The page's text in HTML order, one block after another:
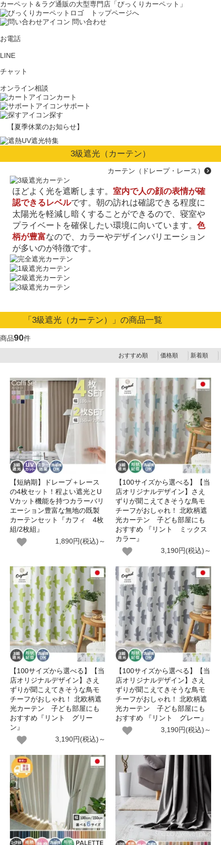
カーペット＆ラグ通販の大型専門店「びっくりカーペット」
問い合わせ
お電話
LINE
チャット
オンライン相談
カート
サポート
探す
【夏季休業のお知らせ】
3級遮光（カーテン）
カーテン（ドレープ・レース）
ほどよく光を遮断します。 室内で人の顔の表情が確
認できるレベルです。朝の訪れは確認できる程度に
太陽光を軽減し暗くすることができるので、寝室や
プライベートを確保したい環境に向いています。 色
柄が豊富なので、カラーやデザインバリエーション
が多いのが特徴です。
「3級遮光（カーテン）」の商品一覧
商品90件
おすすめ順 価格順 新着順
【短納期】ドレープ＋レース
の4枚セット！程よい遮光とU
Vカット機能を持つカラーバリ
エーション豊富な無地の既製
カーテンセット『カフィ 4枚
組/2枚組』
1,890円(税込)～
【100サイズから選べる】【当
店オリジナルデザイン】さえ
ずりが聞こえてきそうな鳥モ
チーフがおしゃれ！ 北欧柄遮
光カーテン 子ども部屋にも
おすすめ 『リント ミックス
カラー』
3,190円(税込)～
【100サイズから選べる】【当
店オリジナルデザイン】さえ
ずりが聞こえてきそうな鳥モ
チーフがおしゃれ！ 北欧柄遮
光カーテン 子ども部屋にも
おすすめ『リント グリー
ン』
3,190円(税込)～
【100サイズから選べる】【当
店オリジナルデザイン】さえ
ずりが聞こえてきそうな鳥モ
チーフがおしゃれ！ 北欧柄遮
光カーテン 子ども部屋にも
おすすめ 『リント グレー』
3,190円(税込)～